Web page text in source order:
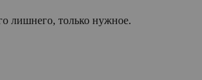
лишнего, только нужное.